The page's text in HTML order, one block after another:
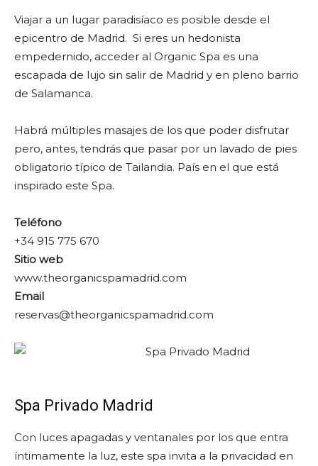
Viajar a un lugar paradisíaco es posible desde el
epicentro de Madrid. Si eres un hedonista
empedernido, acceder al Organic Spa es una
escapada de lujo sin salir de Madrid y en pleno barrio
de Salamanca.
Habrá múltiples masajes de los que poder disfrutar
pero, antes, tendrás que pasar por un lavado de pies
obligatorio típico de Tailandia. País en el que está
inspirado este Spa.
Teléfono
+34 915 775 670
Sitio web
www.theorganicspamadrid.com
Email
reservas@theorganicspamadrid.com
Spa Privado Madrid
Con luces apagadas y ventanales por los que entra
íntimamente la luz, este spa invita a la privacidad en